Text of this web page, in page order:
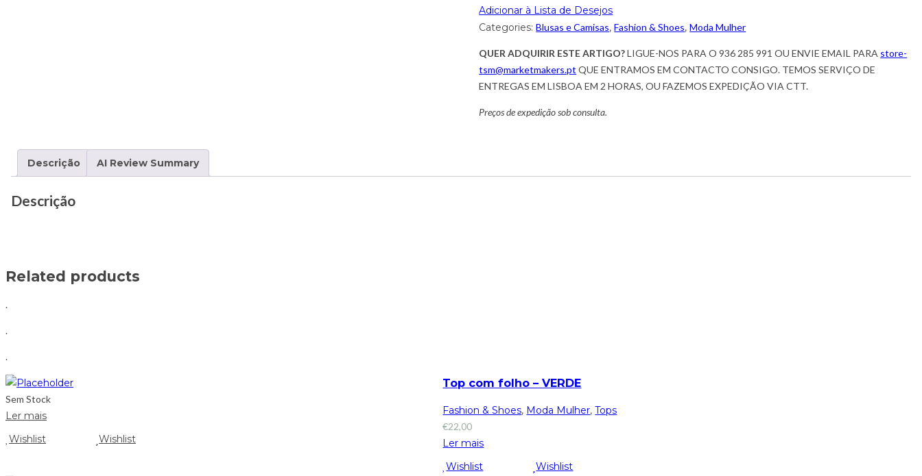
Adicionar à Lista de Desejos
Categories:Blusas e Camisas,Fashion & Shoes,Moda Mulher
QUER ADQUIRIR ESTE ARTIGO?LIGUE-NOS PARA O 936 285 991 OU ENVIE EMAIL PARA store-
tsm@marketmakers.pt QUE ENTRAMOS EM CONTACTO CONSIGO. TEMOS SERVIÇO DE
ENTREGAS EM LISBOA EM 2 HORAS, OU FAZEMOS EXPEDIÇÃO VIA CTT.
Preços de expedição sob consulta.
Descrição AI Review Summary
Descrição
Related products
.
.
.
Sem Stock
Ler mais
Wishlist
Wishlist
Top com folho – VERDE
Fashion & Shoes, Moda Mulher,Tops
€22,00
Ler mais
Wishlist
Wishlist